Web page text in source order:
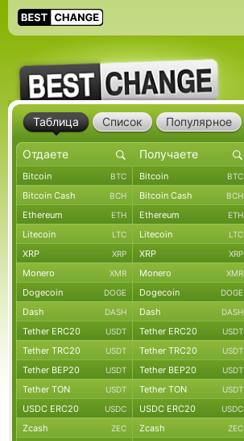
Таблица Список Популярное
Bitcoin BTC Bitcoin BTC
Bitcoin Cash BCH Bitcoin Cash BCH
Ethereum ETH Ethereum ETH
Litecoin LTC Litecoin LTC
XRP XRP XRP XRP
Monero XMR Monero XMR
Dogecoin DOGE Dogecoin DOGE
Dash DASH Dash DASH
Tether ERC20 USDT Tether ERC20 USDT
Tether TRC20 USDT Tether TRC20 USDT
Tether BEP20 USDT Tether BEP20 USDT
Tether TON USDT Tether TON USDT
USDC ERC20 USDC USDC ERC20 USDC
Zcash ZEC Zcash ZEC